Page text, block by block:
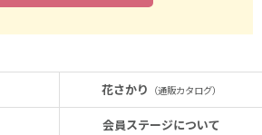
花さかり （通販カタログ）
会員ステージについて